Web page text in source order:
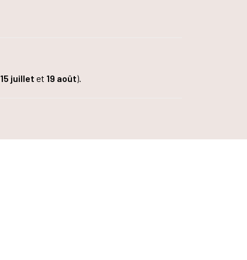
15 juillet et 19 août).